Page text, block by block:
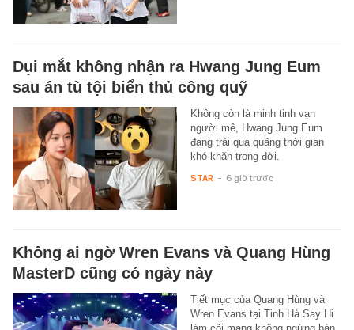
Dụi mắt không nhận ra Hwang Jung Eum
sau án tù tội biển thủ công quỹ
Không còn là minh tinh vạn
người mê, Hwang Jung Eum
đang trải qua quãng thời gian
khó khăn trong đời.
STAR - 6 giờ trước
Không ai ngờ Wren Evans và Quang Hùng
MasterD cũng có ngày này
Tiết mục của Quang Hùng và
Wren Evans tại Tinh Hà Say Hi